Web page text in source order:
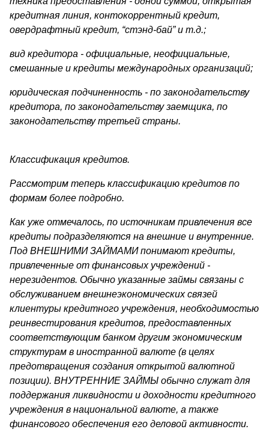
кредит­ная линия, контокоррентный кредит,
овердрафтный кредит, “стэнд-бай” и т.д.;
вид кредитора - официальные, неофициальные,
смешанные и кредиты международных организаций;
юридическая подчиненность - по законодательству
креди­тора, по законодательству заемщика, по
законодательству третьей страны.
Классификация кредитов.
Рассмотрим теперь классификацию кредитов по
формам более подробно.
Как уже отмечалось, по источникам привлечения все
кредиты подразделяются на внешние и внутренние.
Под ВНЕШНИМИ ЗАЙМАМИ понимают кредиты,
привлеченные от финансовых уч­реждений -
нерезидентов. Обычно указанные займы связаны с
об­служиванием внешнеэкономических связей
клиентуры кредитного учреждения, необходимостью
реинвестирования кредитов, предо­ставленных
соответствующим банком другим экономическим
структурам в иностранной валюте (в целях
предотвращения созда­ния открытой валютной
позиции). ВНУТРЕННИЕ ЗАЙМЫ обычно служат для
поддержания ликвидности и доходности кре­дитного
учреждения в национальной валюте, а также
финансового обеспечения его деловой активности.